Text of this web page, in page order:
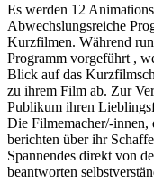
Es werden 12
Abwechslungsreiche
Kurzfilmen. Während
Programm vorgeführt ,
Blick auf das
zu ihrem Film ab. Zur
Publikum ihren
Die Filmemacher/-innen,
berichten über ihr
Spannendes direkt von
beantworten